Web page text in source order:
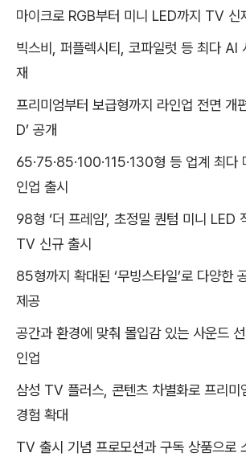
마이크로 RGB부터 미니 LED까지 TV 신
빅스비, 퍼플렉시티, 코파일럿 등 최다 AI
재
프리미엄부터 보급형까지 라인업 전면 개
D’ 공개
65·75·85·100·115·130형 등 업계 최다
인업 출시
98형 ‘더 프레임’, 초정밀 퀀텀 미니 LED
TV 신규 출시
85형까지 확대된 ‘무빙스타일’로 다양한
제공
공간과 환경에 맞춰 몰입감 있는 사운드
인업
삼성 TV 플러스, 콘텐츠 차별화로 프리미
경험 확대
TV 출시 기념 프로모션과 구독 상품으로